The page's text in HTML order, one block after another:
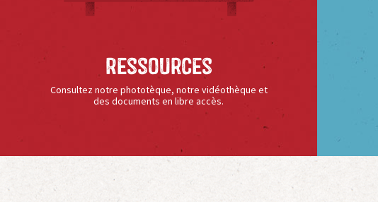
Ressources
Consultez notre phototèque, notre vidéothèque et
des documents en libre accès.